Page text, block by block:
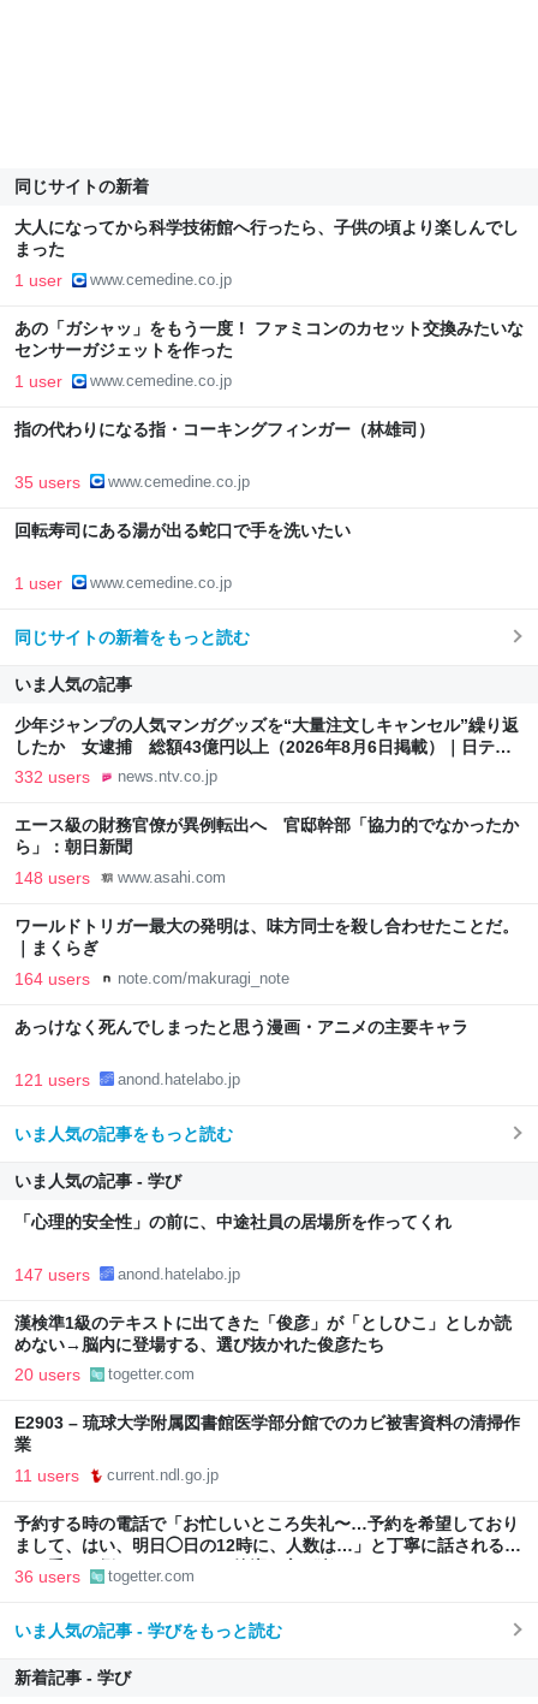
同じサイトの新着
大人になってから科学技術館へ行ったら、子供の頃より楽しんでし
まった
1 user www.cemedine.co.jp
あの「ガシャッ」をもう一度！ ファミコンのカセット交換みたいな
センサーガジェットを作った
1 user www.cemedine.co.jp
指の代わりになる指・コーキングフィンガー（林雄司）
35 users www.cemedine.co.jp
回転寿司にある湯が出る蛇口で手を洗いたい
1 user www.cemedine.co.jp
同じサイトの新着をもっと読む
いま人気の記事
少年ジャンプの人気マンガグッズを“大量注文しキャンセル”繰り返
したか 女逮捕 総額43億円以上（2026年8月6日掲載）｜日テレ
NEWS NNN
332 users news.ntv.co.jp
エース級の財務官僚が異例転出へ 官邸幹部「協力的でなかったか
ら」：朝日新聞
148 users www.asahi.com
ワールドトリガー最大の発明は、味方同士を殺し合わせたことだ。
｜まくらぎ
164 users note.com/makuragi_note
あっけなく死んでしまったと思う漫画・アニメの主要キャラ
121 users anond.hatelabo.jp
いま人気の記事をもっと読む
いま人気の記事 - 学び
「心理的安全性」の前に、中途社員の居場所を作ってくれ
147 users anond.hatelabo.jp
漢検準1級のテキストに出てきた「俊彦」が「としひこ」としか読
めない→脳内に登場する、選び抜かれた俊彦たち
20 users togetter.com
E2903 – 琉球大学附属図書館医学部分館でのカビ被害資料の清掃作
業
11 users current.ndl.go.jp
予約する時の電話で「お忙しいところ失礼〜…予約を希望しており
まして、はい、明日◯日の12時に、人数は…」と丁寧に話されるよ
り、受ける側としてはもっと簡潔な方が楽なんだよな
36 users togetter.com
いま人気の記事 - 学びをもっと読む
新着記事 - 学び